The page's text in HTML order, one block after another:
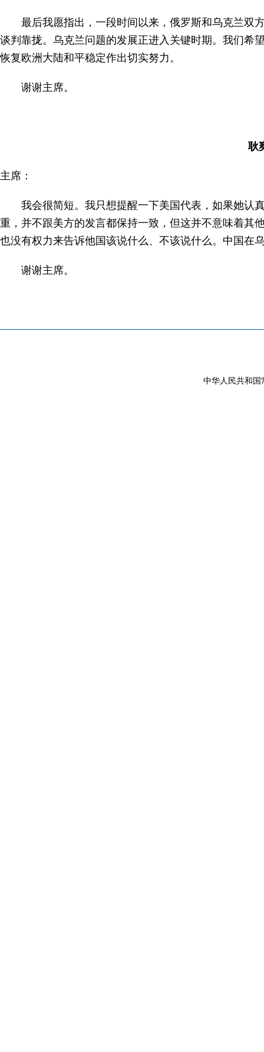
最后我愿指出，一段时间以来，俄罗斯和乌克兰双
谈判靠拢。乌克兰问题的发展正进入关键时期。我们希
恢复欧洲大陆和平稳定作出切实努力。
谢谢主席。
耿
主席：
我会很简短。我只想提醒一下美国代表，如果她认
重，并不跟美方的发言都保持一致，但这并不意味着其
也没有权力来告诉他国该说什么、不该说什么。中国在
谢谢主席。
中华人民共和国